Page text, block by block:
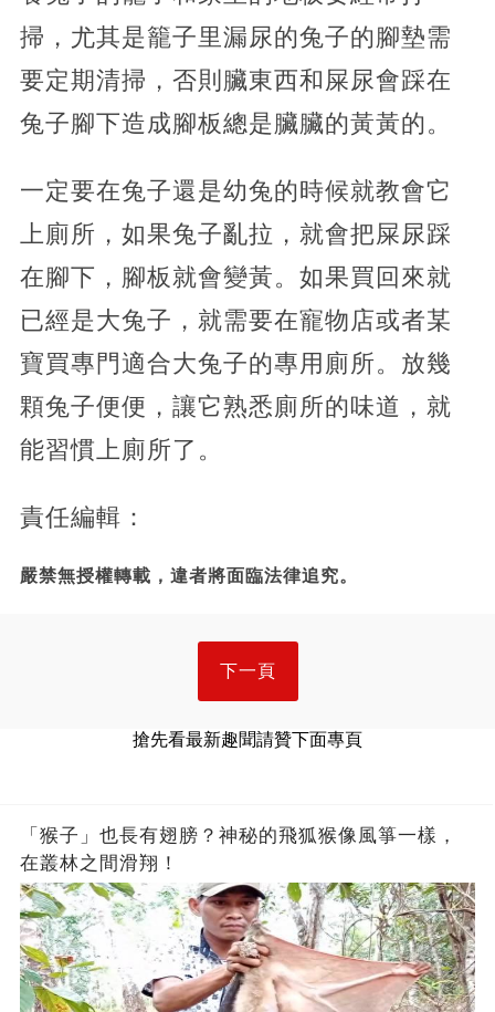
掃，尤其是籠子里漏尿的兔子的腳墊需
要定期清掃，否則臟東西和屎尿會踩在
兔子腳下造成腳板總是臟臟的黃黃的。
一定要在兔子還是幼兔的時候就教會它
上廁所，如果兔子亂拉，就會把屎尿踩
在腳下，腳板就會變黃。如果買回來就
已經是大兔子，就需要在寵物店或者某
寶買專門適合大兔子的專用廁所。放幾
顆兔子便便，讓它熟悉廁所的味道，就
能習慣上廁所了。
責任編輯：
嚴禁無授權轉載，違者將面臨法律追究。
下一頁
搶先看最新趣聞請贊下面專頁
「猴子」也長有翅膀？神秘的飛狐猴像風箏一樣，
在叢林之間滑翔！